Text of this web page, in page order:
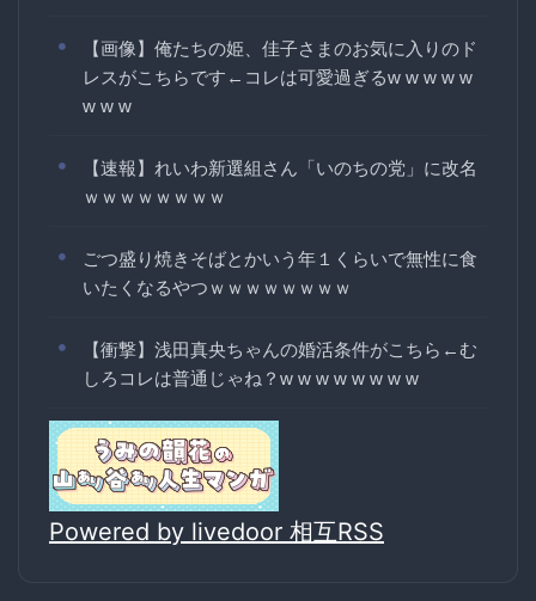
【画像】俺たちの姫、佳子さまのお気に入りのド
レスがこちらです←コレは可愛過ぎるw w w w w
w w w
【速報】れいわ新選組さん「いのちの党」に改名
ｗｗｗｗｗｗｗｗ
ごつ盛り焼きそばとかいう年１くらいで無性に食
いたくなるやつｗｗｗｗｗｗｗｗ
【衝撃】浅田真央ちゃんの婚活条件がこちら←む
しろコレは普通じゃね？w w w w w w w w
Powered by livedoor 相互RSS